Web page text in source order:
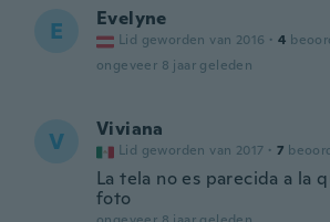
E Evelyne
Lid geworden van 2016 · 4
ongeveer 8 jaar geleden
V Viviana
Lid geworden van 2017 · 7
La tela no es parecida a la
foto